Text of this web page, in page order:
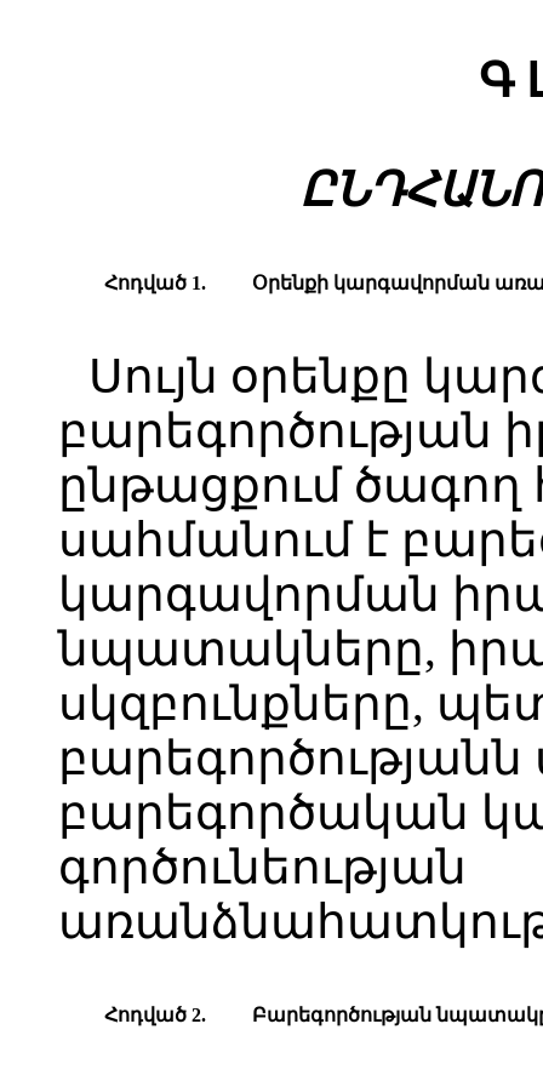
Գ
Հոդված 1. Օրենքի կարգավորման
Սույն օրենքը
բարեգործության
ընթացքում ծագող
սահմանում է
կարգավորման
նպատակները,
սկզբունքները,
բարեգործությանն
բարեգործական
գործունեության
Հոդված 2. Բարեգործության